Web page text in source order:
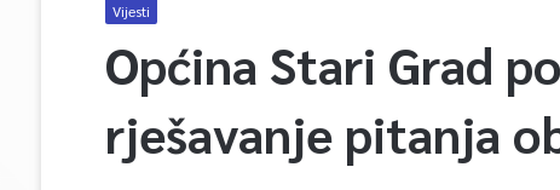
Vijesti
Općina Stari Grad
rješavanje pitanja